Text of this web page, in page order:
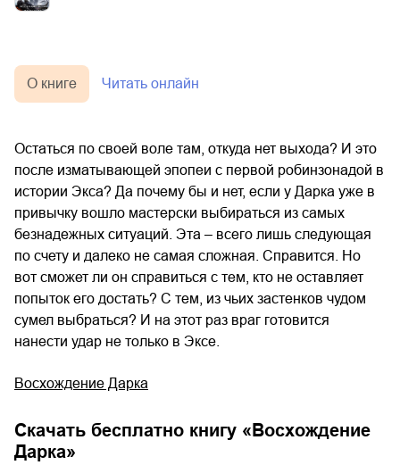
О книге Читать онлайн
Остаться по своей воле там, откуда нет выхода? И это
после изматывающей эпопеи с первой робинзонадой в
истории Экса? Да почему бы и нет, если у Дарка уже в
привычку вошло мастерски выбираться из самых
безнадежных ситуаций. Эта – всего лишь следующая
по счету и далеко не самая сложная. Справится. Но
вот сможет ли он справиться с тем, кто не оставляет
попыток его достать? С тем, из чьих застенков чудом
сумел выбраться? И на этот раз враг готовится
нанести удар не только в Эксе.
Восхождение Дарка
Скачать бесплатно книгу « Восхождение
Дарка»